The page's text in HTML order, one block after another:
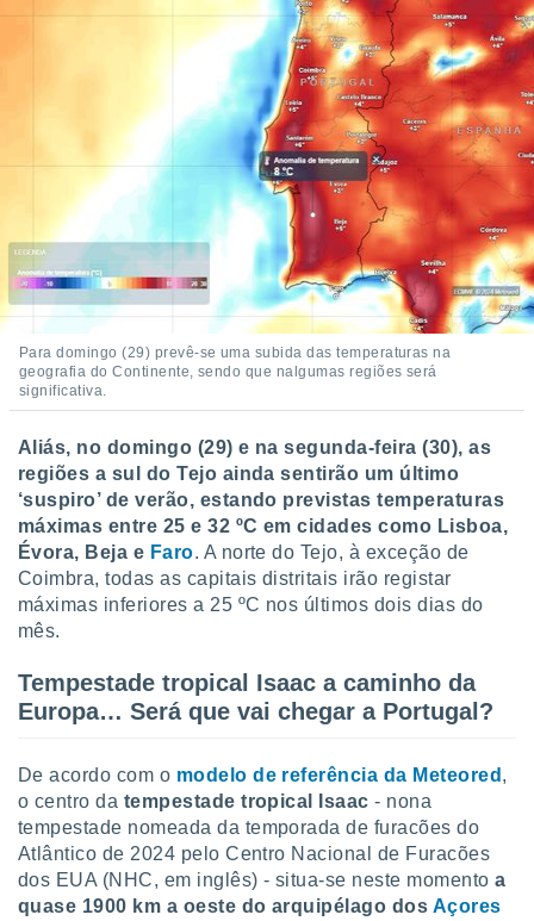
Para domingo (29) prevê-se uma subida das temperaturas na
geografia do Continente, sendo que nalgumas regiões será
significativa.
Aliás, no domingo (29) e na segunda-feira (30), as
regiões a sul do Tejo ainda sentirão um último
‘suspiro’ de verão, estando previstas temperaturas
máximas entre 25 e 32 ºC em cidades como Lisboa,
Évora, Beja e Faro. A norte do Tejo, à exceção de
Coimbra, todas as capitais distritais irão registar
máximas inferiores a 25 ºC nos últimos dois dias do
mês.
Tempestade tropical Isaac a caminho da
Europa… Será que vai chegar a Portugal?
De acordo com o modelo de referência da Meteored ,
o centro da tempestade tropical Isaac - nona
tempestade nomeada da temporada de furacões do
Atlântico de 2024 pelo Centro Nacional de Furacões
dos EUA (NHC, em inglês) - situa-se neste momentoa
quase 1900 km a oeste do arquipélago dos Açores